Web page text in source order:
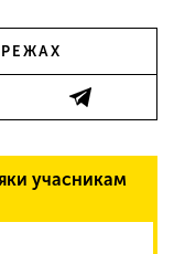
учасникам